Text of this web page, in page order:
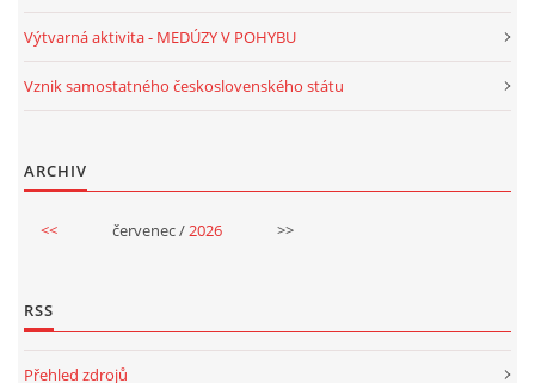
POHYBOVÉ AKTIVITY NA TÉMA PODZIM
BÁSNĚ K TÉMATU ZIMA
VZDĚLÁVACÍ PLÁN OD ZÁŘÍ DO ČERVNA
Výtvarná aktivita - MEDÚZY V POHYBU
Vznik samostatného československého státu
ARCHIV
<< červenec /2026 >>
RSS
Přehled zdrojů